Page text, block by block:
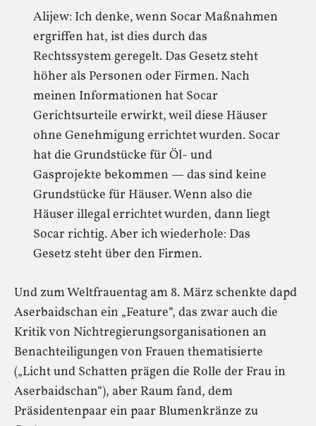
Alijew: Ich denke, wenn Socar Maßnahmen
ergriffen hat, ist dies durch das
Rechtssystem geregelt. Das Gesetz steht
höher als Personen oder Firmen. Nach
meinen Informationen hat Socar
Gerichtsurteile erwirkt, weil diese Häuser
ohne Genehmigung errichtet wurden. Socar
hat die Grundstücke für Öl- und
Gasprojekte bekommen — das sind keine
Grundstücke für Häuser. Wenn also die
Häuser illegal errichtet wurden, dann liegt
Socar richtig. Aber ich wiederhole: Das
Gesetz steht über den Firmen.
Und zum Weltfrauentag am 8. März schenkte dapd
Aserbaidschan ein „Feature“, das zwar auch die
Kritik von Nichtregierungsorganisationen an
Benachteiligungen von Frauen thematisierte
(„Licht und Schatten prägen die Rolle der Frau in
Aserbaidschan“), aber Raum fand, dem
Präsidentenpaar ein paar Blumenkränze zu